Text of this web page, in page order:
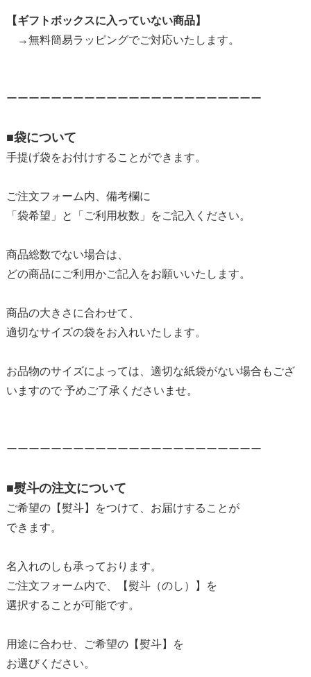
【ギフトボックスに入っていない商品】
→無料簡易ラッピングでご対応いたします。
ーーーーーーーーーーーーーーーーーーーーーーー
■袋について
手提げ袋をお付けすることができます。
ご注文フォーム内、備考欄に
「袋希望」と「ご利用枚数」をご記入ください。
商品総数でない場合は、
どの商品にご利用かご記入をお願いいたします。
商品の大きさに合わせて、
適切なサイズの袋をお入れいたします。
お品物のサイズによっては、適切な紙袋がない場合もござ
いますので 予めご了承くださいませ。
ーーーーーーーーーーーーーーーーーーーーーーー
■熨斗の注文について
ご希望の【熨斗】をつけて、お届けすることが
できます。
名入れのしも承っております。
ご注文フォーム内で、【熨斗（のし）】を
選択することが可能です。
用途に合わせ、ご希望の【熨斗】を
お選びください。